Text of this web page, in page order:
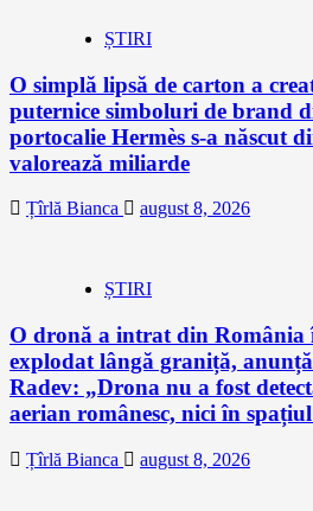
ȘTIRI
O simplă lipsă de carton a
puternice simboluri de brand
portocalie Hermès s-a născut
valorează miliarde
Țîrlă Bianca august 8, 2026
ȘTIRI
O dronă a intrat din România
explodat lângă graniță,
Radev: „Drona nu a fost
aerian românesc, nici în
Țîrlă Bianca august 8, 2026